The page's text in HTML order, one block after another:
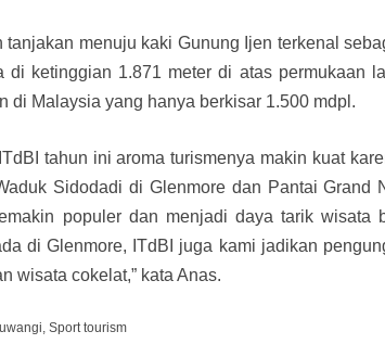
tanjakan menuju kaki Gunung Ijen terkenal
di ketinggian 1.871 meter di atas permukaan
di Malaysia yang hanya berkisar 1.500 mdpl.
tahun ini aroma turismenya makin kuat
Sidodadi di Glenmore dan Pantai Grand
populer dan menjadi daya tarik wisata
di Glenmore, ITdBI juga kami jadikan
wisata cokelat,” kata Anas.
, Sport tourism